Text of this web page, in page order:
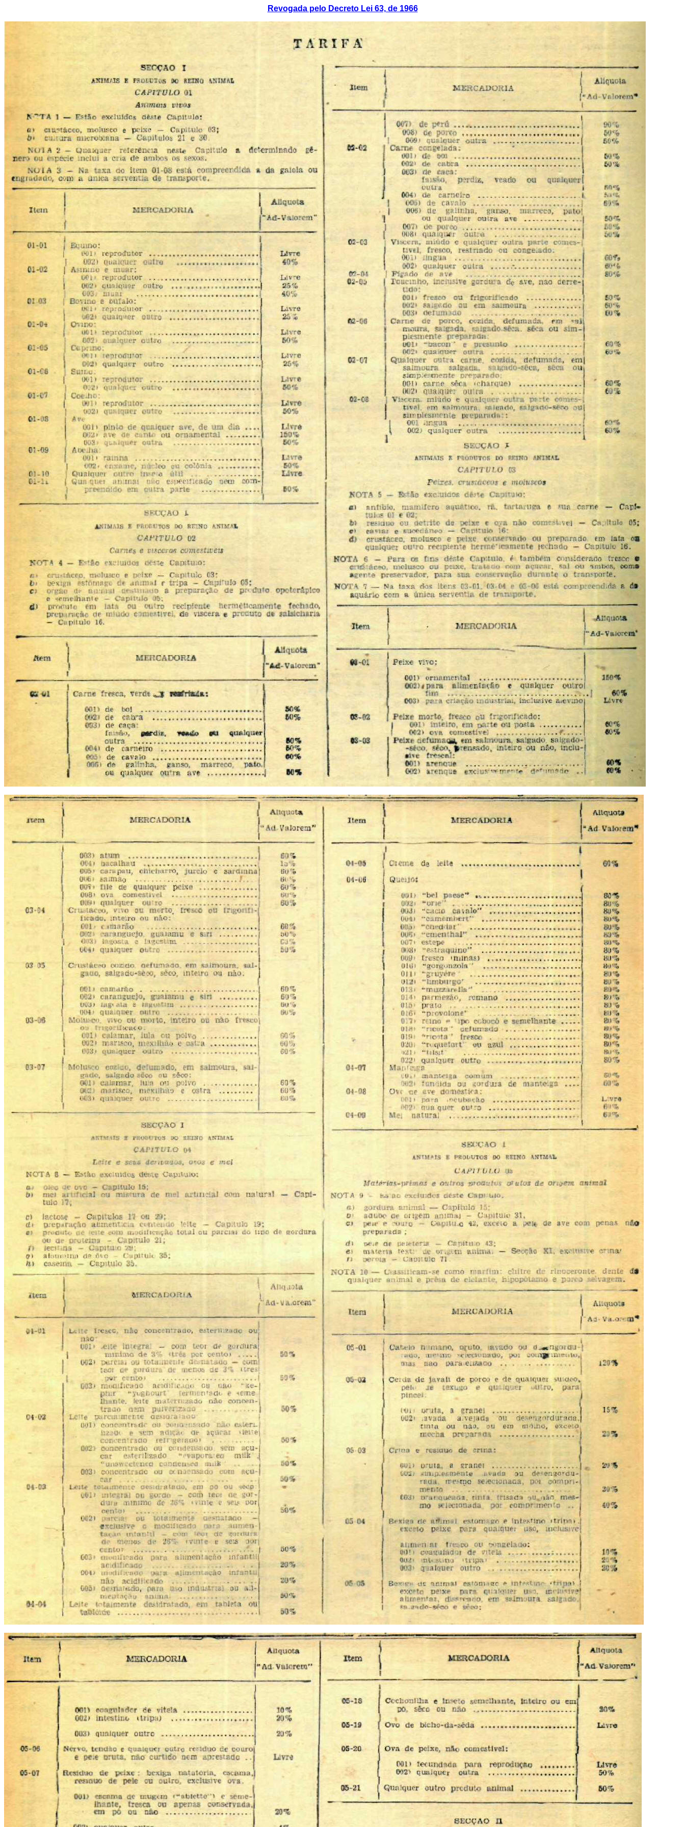
Revogada pelo Decreto Lei 63, de 1966